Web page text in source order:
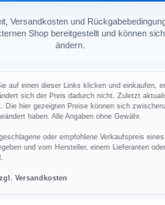
Versandkosten und
Shop bereitgestellt und können
ändern.
auf einen dieser Links klicken und einkaufen,
sich der Preis dadurch nicht. Zuletzt
Die hier gezeigten Preise können sich
haben. Alle Angaben ohne Gewähr.
oder empfohlene Verkaufspreis
und vom Hersteller, einem Lieferanten
Versandkosten